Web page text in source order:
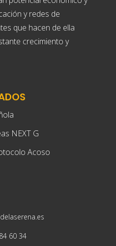
y redes de
que hacen de ella
crecimiento y
NEXT G
Acoso
60 34